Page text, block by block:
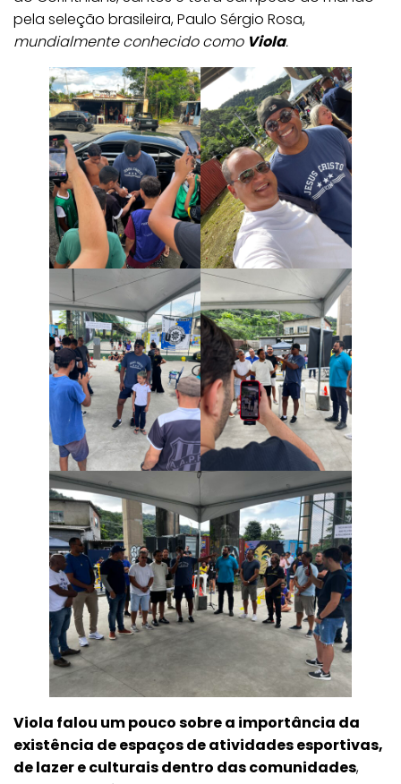
pela seleção brasileira, Paulo Sérgio Rosa,
mundialmente conhecido como Viola.
Viola falou um pouco sobre a importância da
existência de espaços de atividades esportivas,
de lazer e culturais dentro das comunidades,